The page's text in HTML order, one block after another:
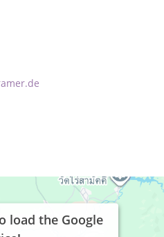
load the Google